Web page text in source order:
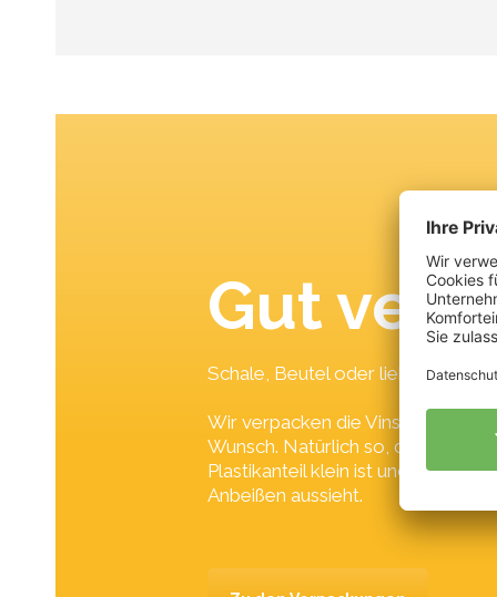
Gut
Schale, Beutel oder lieber
Wir verpacken die Vinschger
Wunsch. Natürlich so, dass der
Plastikanteil klein ist und das
Anbeißen aussieht.